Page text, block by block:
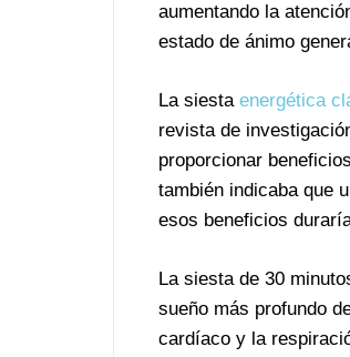
aumentando la
estado de ánimo
La siesta energética
revista de
proporcionar
también indicaba que
esos beneficios
La siesta de 30
sueño más profundo
cardíaco y la